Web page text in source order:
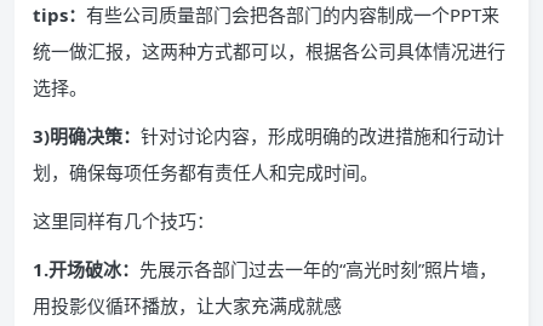
tips： 有些公司质量部门会把各部门的内容制成一个PPT来
统一做汇报，这两种方式都可以，根据各公司具体情况进行
选择。
3)明确决策： 针对讨论内容，形成明确的改进措施和行动计
划，确保每项任务都有责任人和完成时间。
这里同样有几个技巧：
1.开场破冰： 先展示各部门过去一年的“高光时刻”照片墙，
用投影仪循环播放，让大家充满成就感